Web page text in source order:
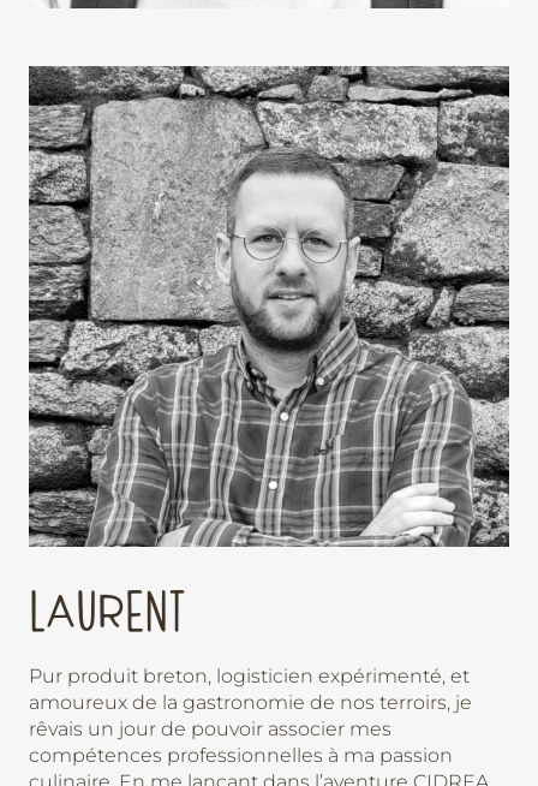
LAURENT
Pur produit breton, logisticien expérimenté, et
amoureux de la gastronomie de nos terroirs, je
rêvais un jour de pouvoir associer mes
compétences professionnelles à ma passion
culinaire. En me lançant dans l’aventure CIDREA